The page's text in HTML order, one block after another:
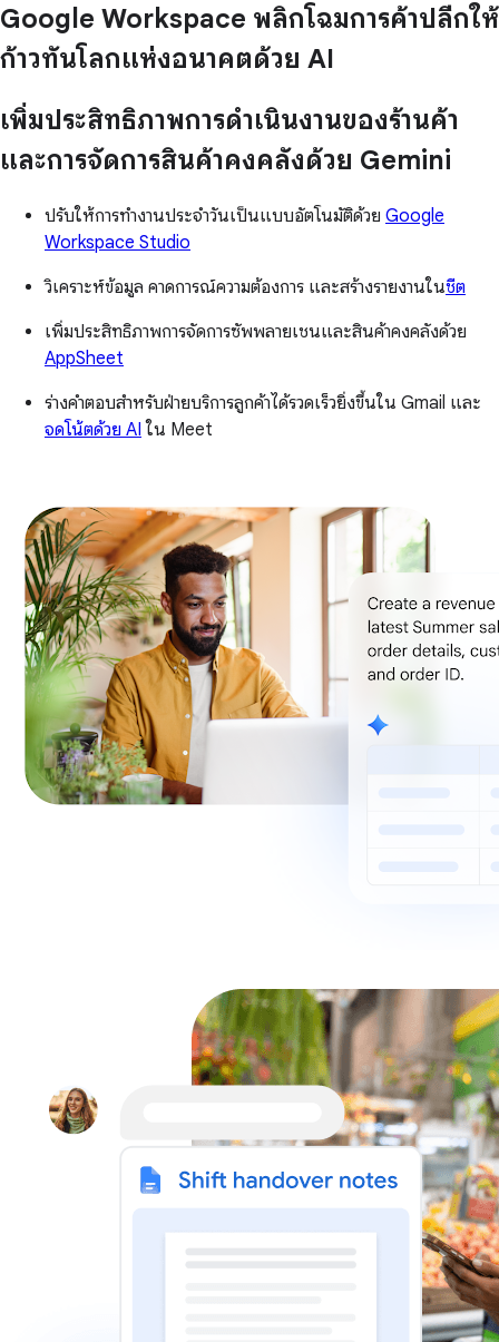
Google Workspace พลิกโฉมการค้าปลีกให้
ก้าวทันโลกแห่งอนาคตด้วย AI
เพิ่มประสิทธิภาพการดำเนินงานของร้านค้า
และการจัดการสินค้าคงคลังด้วย Gemini
ปรับให้การทำงานประจำวันเป็นแบบอัตโนมัติด้วย Google
Workspace Studio
วิเคราะห์ข้อมูล คาดการณ์ความต้องการ และสร้างรายงานในชีต
เพิ่มประสิทธิภาพการจัดการซัพพลายเชนและสินค้าคงคลังด้วย
AppSheet
ร่างคำตอบสำหรับฝ่ายบริการลูกค้าได้รวดเร็วยิ่งขึ้นใน Gmail และ
จดโน้ตด้วย AI ใน Meet